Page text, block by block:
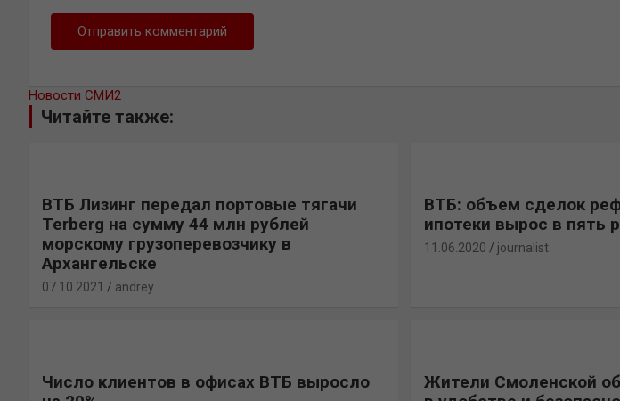
Новости СМИ2
Читайте также:
ВТБ Лизинг передал портовые тягачи
Terberg на сумму 44 млн рублей
морскому грузоперевозчику в
Архангельске
07.10.2021 andrey
ВТБ: объем сделок
ипотеки вырос в пять
11.06.2020 journalist
Число клиентов в офисах ВТБ выросло
Жители Смоленской